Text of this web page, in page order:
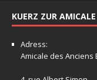
KUERZ ZUR AMICALE
Adress:
Amicale des Anciens